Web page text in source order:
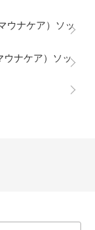
ウナケア）ソッ
ウナケア）ソッ